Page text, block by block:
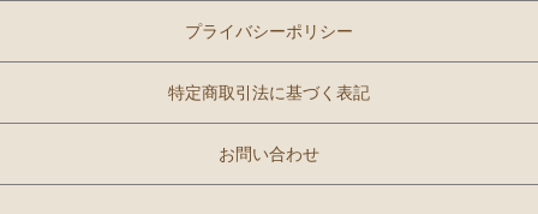
プライバシーポリシー
特定商取引法に基づく表記
お問い合わせ